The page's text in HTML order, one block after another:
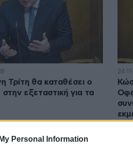
Personal Information
Τρίτη θα καταθέσει ο
εξεταστική για τα